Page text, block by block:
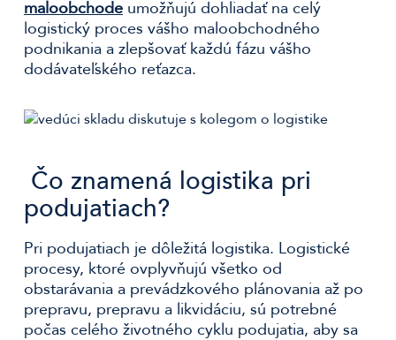
maloobchodeumožňujú dohliadať na celý
logistický proces vášho maloobchodného
podnikania a zlepšovať každú fázu vášho
dodávateľského reťazca.
Čo znamená logistika pri
podujatiach?
Pri podujatiach je dôležitá logistika. Logistické
procesy, ktoré ovplyvňujú všetko od
obstarávania a prevádzkového plánovania až po
prepravu, prepravu a likvidáciu, sú potrebné
počas celého životného cyklu podujatia, aby sa